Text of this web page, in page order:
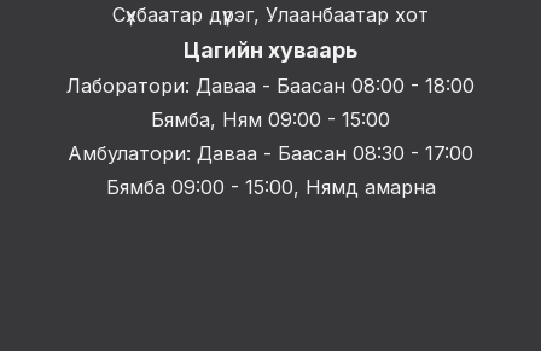
Сүхбаатар дүүрэг, Улаанбаатар хот
Цагийн хуваарь
Лаборатори: Даваа - Баасан 08:00 - 18:00
Бямба, Ням 09:00 - 15:00
Амбулатори: Даваа - Баасан 08:30 - 17:00
Бямба 09:00 - 15:00, Нямд амарна